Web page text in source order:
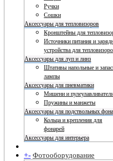
Ручки
Сошки
Аксессуары для тепловизоров
Кронштейны для
Источники питания и
устройства для
Аксессуары для луп и линз
Штативы напольные и
лампы
Аксессуары для пневматики
Мишени и
Пружины и манжеты
Аксессуары для подствольных
Кольца и крепления для
фонарей
Аксессуары для интерьера
+- Фотооборудование